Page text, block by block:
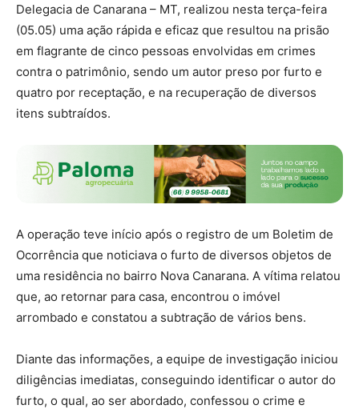
Delegacia de Canarana – MT, realizou nesta terça-feira
(05.05) uma ação rápida e eficaz que resultou na prisão
em flagrante de cinco pessoas envolvidas em crimes
contra o patrimônio, sendo um autor preso por furto e
quatro por receptação, e na recuperação de diversos
itens subtraídos.
A operação teve início após o registro de um Boletim de
Ocorrência que noticiava o furto de diversos objetos de
uma residência no bairro Nova Canarana. A vítima relatou
que, ao retornar para casa, encontrou o imóvel
arrombado e constatou a subtração de vários bens.
Diante das informações, a equipe de investigação iniciou
diligências imediatas, conseguindo identificar o autor do
furto, o qual, ao ser abordado, confessou o crime e